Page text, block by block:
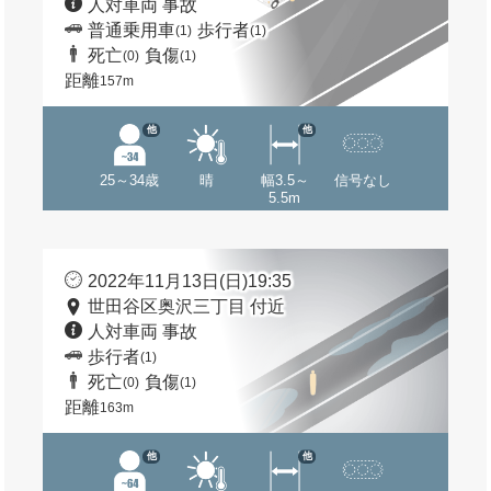
人対車両 事故
普通乗用車(1) 歩行者(1)
死亡(0) 負傷(1)
距離157m
25～34歳
他
晴
幅3.5～
5.5m
他
信号なし
2022年11月13日(日)19:35
世田谷区奥沢三丁目 付近
人対車両 事故
歩行者(1)
死亡(0) 負傷(1)
距離163m
他 他